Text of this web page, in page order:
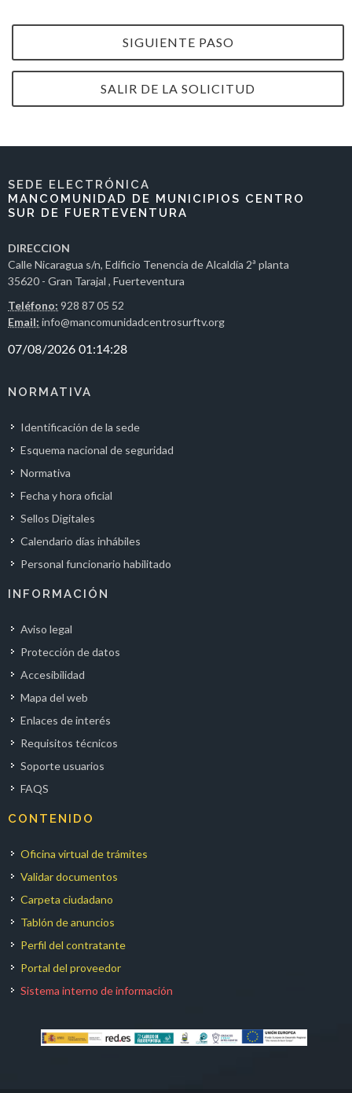
SIGUIENTE PASO
SALIR DE LA SOLICITUD
SEDE ELECTRÓNICA
MANCOMUNIDAD DE MUNICIPIOS CENTRO
SUR DE FUERTEVENTURA
DIRECCION
Calle Nicaragua s/n, Edificio Tenencia de Alcaldía 2ª planta
35620 - Gran Tarajal , Fuerteventura
Teléfono: 928 87 05 52
Email: info@mancomunidadcentrosurftv.org
NORMATIVA
Identificación de la sede
Esquema nacional de seguridad
Normativa
Fecha y hora oficial
Sellos Digitales
Calendario días inhábiles
Personal funcionario habilitado
INFORMACIÓN
Aviso legal
Protección de datos
Accesibilidad
Mapa del web
Enlaces de interés
Requisitos técnicos
Soporte usuarios
FAQS
CONTENIDO
Oficina virtual de trámites
Validar documentos
Carpeta ciudadano
Tablón de anuncios
Perfil del contratante
Portal del proveedor
Sistema interno de información